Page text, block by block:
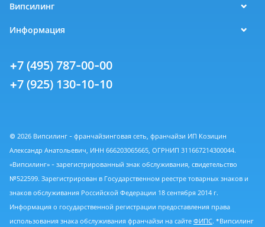
Випсилинг
Информация
+7 (495) 787-00-00
+7 (925) 130-10-10
© 2026 Випсилинг - франчайзинговая сеть, франчайзи ИП Козицин
Александр Анатольевич, ИНН 666203065665, ОГРНИП 311667214300044.
«Випсилинг» - зарегистрированный знак обслуживания, свидетельство
№522599. Зарегистрирован в Государственном реестре товарных знаков и
знаков обслуживания Российской Федерации 18 сентября 2014 г.
Информация о государственной регистрации предоставления права
использования знака обслуживания франчайзи на сайте ФИПС. *Випсилинг